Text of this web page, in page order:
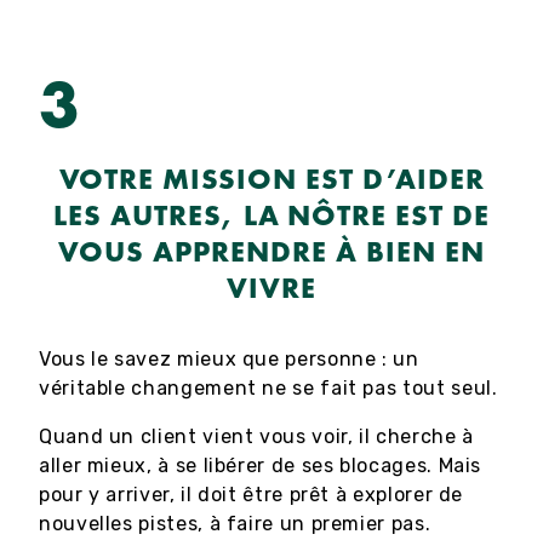
3
VOTRE MISSION EST D’AIDER
LES AUTRES, LA NÔTRE EST DE
VOUS APPRENDRE À BIEN EN
VIVRE
Vous le savez mieux que personne : un
véritable changement ne se fait pas tout seul.
Quand un client vient vous voir, il cherche à
aller mieux, à se libérer de ses blocages. Mais
pour y arriver, il doit être prêt à explorer de
nouvelles pistes, à faire un premier pas.